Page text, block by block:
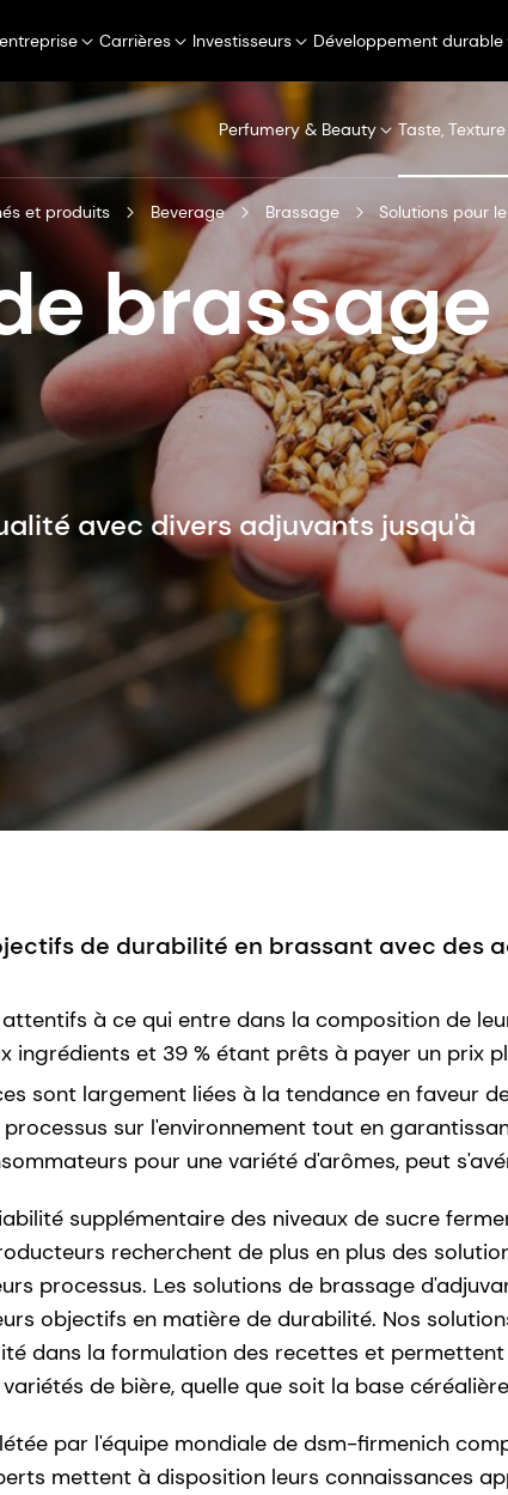
Carrières Investisseurs Développement durable
Perfumery & Beauty Taste,
et produits Beverage Brassage Solutions pour
brassage
avec divers adjuvants jusqu'à
de durabilité en brassant avec des
à ce qui entre dans la composition de
ingrédients et 39 % étant prêts à payer un prix
sont largement liées à la tendance en faveur
sur l'environnement tout en
pour une variété d'arômes, peut
supplémentaire des niveaux de sucre
recherchent de plus en plus des
processus. Les solutions de brassage
objectifs en matière de durabilité. Nos
dans la formulation des recettes et
de bière, quelle que soit la base
par l'équipe mondiale de dsm-firmenich
mettent à disposition leurs connaissances